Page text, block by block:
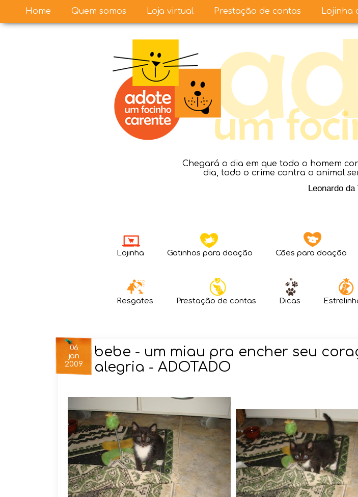
Chegará o dia em que todo o homem
dia, todo o crime contra o animal
Leonardo da
Lojinha Gatinhos para doação Cães para doação
Resgates Prestação de contas Dicas
06
jan
2009
bebe - um miau pra encher seu
alegria - ADOTADO
Home Quem somos Loja virtual Prestação de contas Lojinha